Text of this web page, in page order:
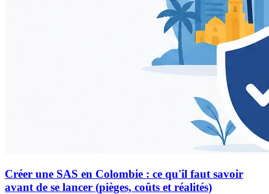
Créer une SAS en Colombie : ce qu'il faut savoir
avant de se lancer (pièges, coûts et réalités)